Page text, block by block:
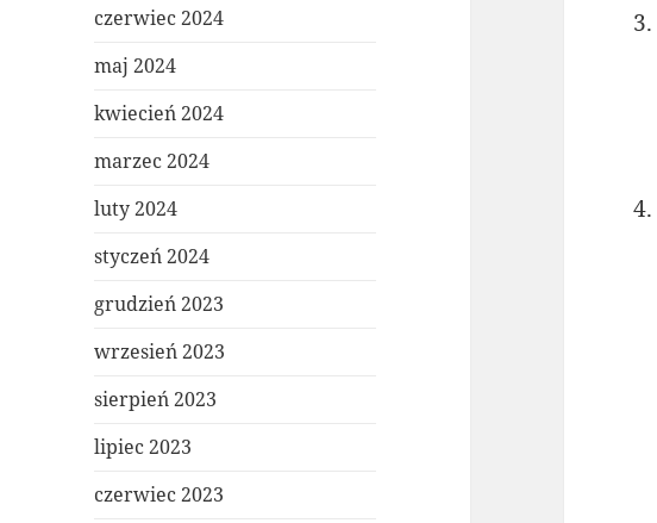
czerwiec 2024
maj 2024
kwiecień 2024
marzec 2024
luty 2024
styczeń 2024
grudzień 2023
wrzesień 2023
sierpień 2023
lipiec 2023
czerwiec 2023